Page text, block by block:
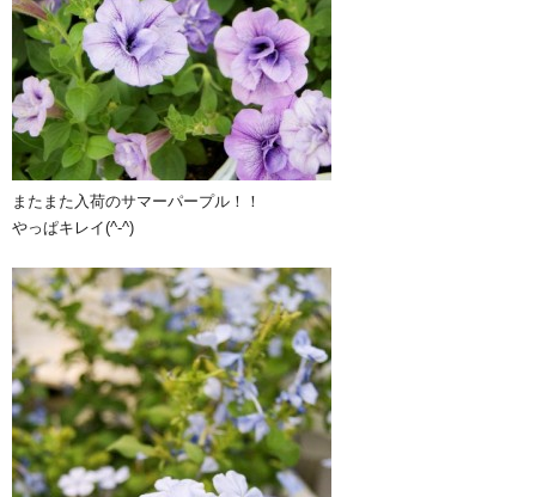
またまた入荷のサマーパープル！！
やっぱキレイ(^-^)